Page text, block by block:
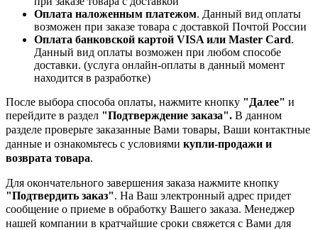
Оплата наложенным платежом. Данный вид оплаты
возможен при заказе товара с доставкой Почтой России
Оплата банковской картой VISA или Master Card.
Данный вид оплаты возможен при любом способе
доставки. (услуга онлайн-оплаты в данный момент
находится в разработке)
После выбора способа оплаты, нажмите кнопку "Далее" и
перейдите в раздел "Подтверждение заказа". В данном
разделе проверьте заказанные Вами товары, Ваши контактные
данные и ознакомьтесь с условиями купли-продажи и
возврата товара.
Для окончательного завершения заказа нажмите кнопку
"Подтвердить заказ". На Ваш электронный адрес придет
сообщение о приеме в обработку Вашего заказа. Менеджер
нашей компании в кратчайшие сроки свяжется с Вами для